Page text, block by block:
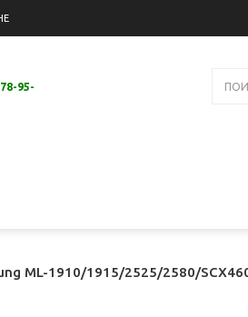
95-
ML-1910/1915/2525/2580/